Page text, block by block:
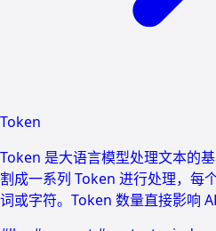
Token
Token 是大语言模型处理文本的
割成一系列 Token 进行处理，每
词或字符。Token 数量直接影响